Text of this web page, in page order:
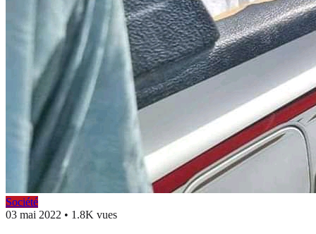
Société
03 mai 2022 • 1.8K vues